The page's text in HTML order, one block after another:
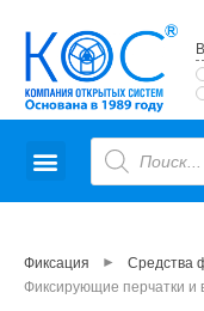
Фиксация ► Средства
Фиксирующие перчатки и